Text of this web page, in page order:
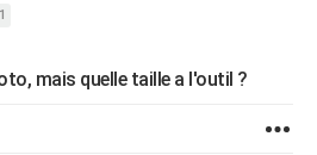
mais quelle taille a l'outil ?